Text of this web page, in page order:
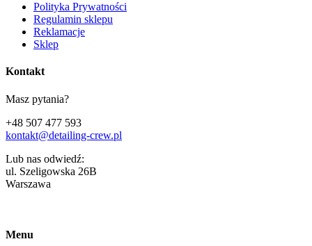
Polityka Prywatności
Regulamin sklepu
Reklamacje
Sklep
Kontakt
Masz pytania?
+48 507 477 593
kontakt@detailing-crew.pl
Lub nas odwiedź:
ul. Szeligowska 26B
Warszawa
Menu